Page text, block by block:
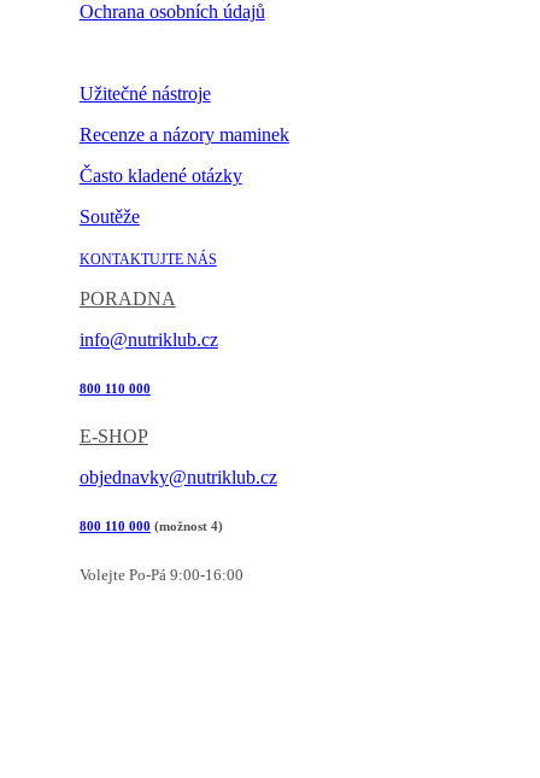
Ochrana osobních údajů
Užitečné nástroje
Recenze a názory maminek
Často kladené otázky
Soutěže
KONTAKTUJTE NÁS
PORADNA
info@nutriklub.cz
800 110 000
E-SHOP
objednavky@nutriklub.cz
800 110 000 (možnost 4)
Volejte Po-Pá 9:00-16:00